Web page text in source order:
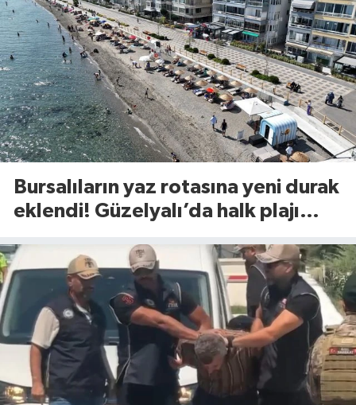
Bursalıların yaz rotasına yeni durak
eklendi! Güzelyalı’da halk plajı